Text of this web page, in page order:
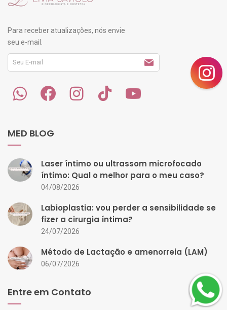
Para receber atualizações, nós envie
seu e-mail.
MED BLOG
Laser íntimo ou ultrassom microfocado
íntimo: Qual o melhor para o meu caso?
04/08/2026
Labioplastia: vou perder a sensibilidade se
fizer a cirurgia íntima?
24/07/2026
Método de Lactação e amenorreia (LAM)
06/07/2026
Entre em Contato